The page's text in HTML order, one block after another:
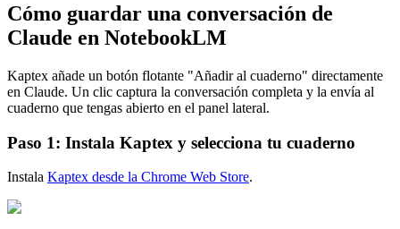
Cómo guardar una conversación de
Claude en NotebookLM
Kaptex añade un botón flotante "Añadir al cuaderno" directamente
en Claude. Un clic captura la conversación completa y la envía al
cuaderno que tengas abierto en el panel lateral.
Paso 1: Instala Kaptex y selecciona tu cuaderno
Instala Kaptex desde la Chrome Web Store.